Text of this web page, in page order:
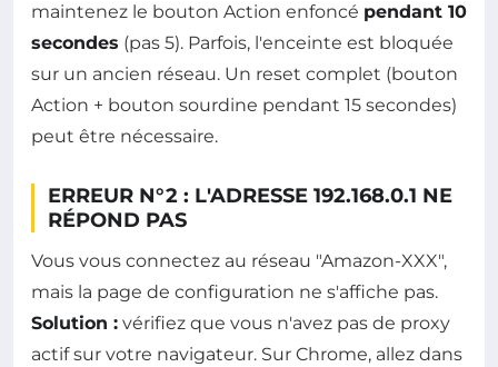
maintenez le bouton Action enfoncé pendant 10
secondes (pas 5). Parfois, l'enceinte est bloquée
sur un ancien réseau. Un reset complet (bouton
Action + bouton sourdine pendant 15 secondes)
peut être nécessaire.
ERREUR N°2 : L'ADRESSE 192.168.0.1 NE
RÉPOND PAS
Vous vous connectez au réseau "Amazon-XXX",
mais la page de configuration ne s'affiche pas.
Solution : vérifiez que vous n'avez pas de proxy
actif sur votre navigateur. Sur Chrome, allez dans